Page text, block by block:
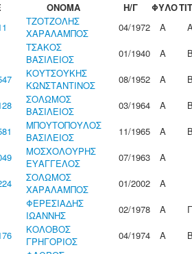
ΟΝΟΜΑ Η/Γ ΦΥΛΟ
ΤΖΟΤΖΟΛΗΣ
ΧΑΡΑΛΑΜΠΟΣ
04/1972 Α
ΤΣΑΚΟΣ
ΒΑΣΙΛΕΙΟΣ
01/1940 Α
ΚΟΥΤΣΟΥΚΗΣ
ΚΩΝΣΤΑΝΤΙΝΟΣ
08/1952 Α
ΣΟΛΩΜΟΣ
ΒΑΣΙΛΕΙΟΣ
03/1964 Α
ΜΠΟΥΤΟΠΟΥΛΟΣ
ΒΑΣΙΛΕΙΟΣ
11/1965 Α
ΜΟΣΧΟΛΟΥΡΗΣ
ΕΥΑΓΓΕΛΟΣ
07/1963
Α
ΣΟΛΩΜΟΣ
ΧΑΡΑΛΑΜΠΟΣ
01/2002
Α
ΦΕΡΕΣΙΑΔΗΣ
ΙΩΑΝΝΗΣ
02/1978 Α
ΚΟΛΟΒΟΣ
ΓΡΗΓΟΡΙΟΣ
04/1974 Α